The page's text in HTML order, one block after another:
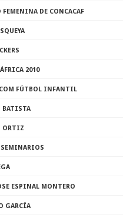
FEMENINA DE CONCACAF
2010
FÚTBOL INFANTIL
BATISTA
ORTIZ
SEMINARIOS
ESPINAL MONTERO
GARCÍA